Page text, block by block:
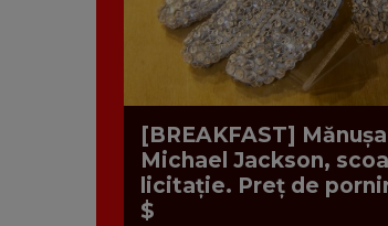
[BREAKFAST]
Michael Jackson,
licitație. Preț de
$